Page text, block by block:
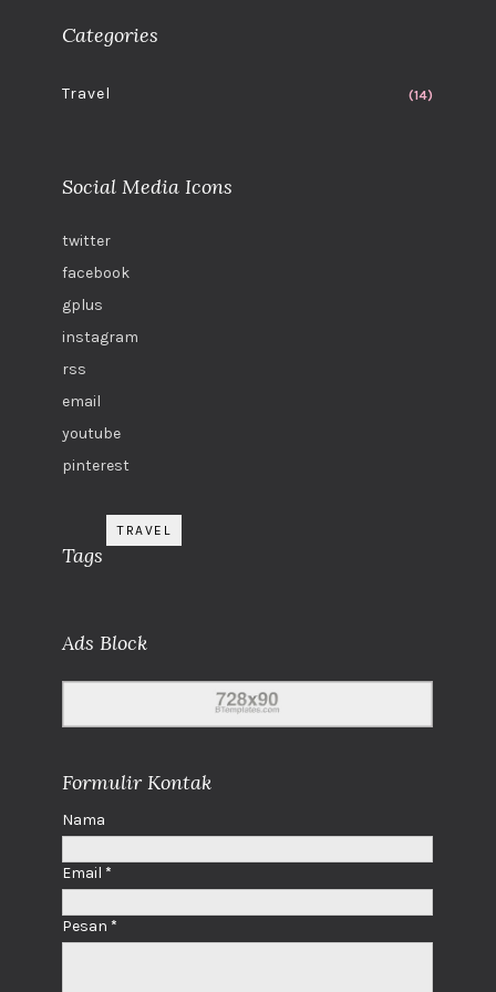
Categories
Travel (14)
Social Media Icons
twitter
facebook
gplus
instagram
rss
email
youtube
pinterest
Tags
TRAVEL
Ads Block
Formulir Kontak
Nama
Email *
Pesan *